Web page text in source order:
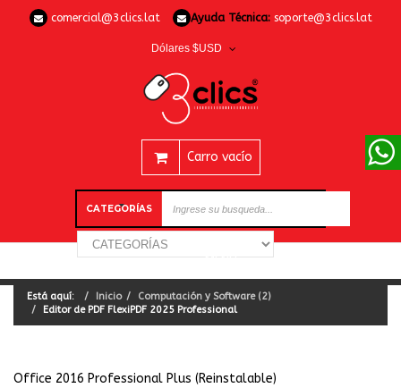
comercial@3clics.lat Ayuda Técnica: soporte@3clics.lat
Dólares $USD
Carro vacío
CATEGORÍAS
Está aquí: Inicio
Computación y Software (2)
Editor de PDF FlexiPDF 2025 Professional
Office 2016 Professional Plus (Reinstalable)